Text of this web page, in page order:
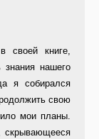
своей книге,
нашего
я собирался
свою
мои планы.
скрывающееся